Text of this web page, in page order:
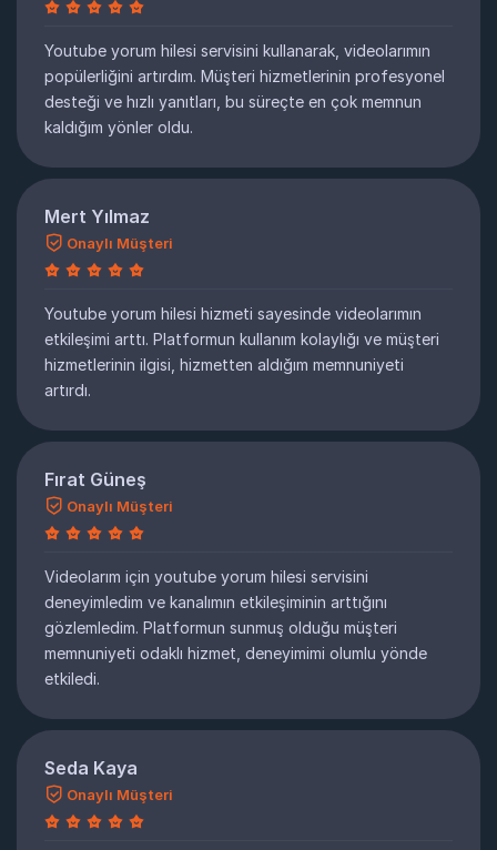
Youtube yorum hilesi servisini kullanarak, videolarımın
popülerliğini artırdım. Müşteri hizmetlerinin profesyonel
desteği ve hızlı yanıtları, bu süreçte en çok memnun
kaldığım yönler oldu.
Mert Yılmaz
Onaylı Müşteri
Youtube yorum hilesi hizmeti sayesinde videolarımın
etkileşimi arttı. Platformun kullanım kolaylığı ve müşteri
hizmetlerinin ilgisi, hizmetten aldığım memnuniyeti
artırdı.
Fırat Güneş
Onaylı Müşteri
Videolarım için youtube yorum hilesi servisini
deneyimledim ve kanalımın etkileşiminin arttığını
gözlemledim. Platformun sunmuş olduğu müşteri
memnuniyeti odaklı hizmet, deneyimimi olumlu yönde
etkiledi.
Seda Kaya
Onaylı Müşteri